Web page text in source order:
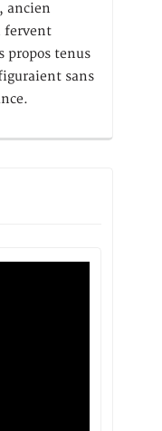
ancien
fervent
propos tenus
sans